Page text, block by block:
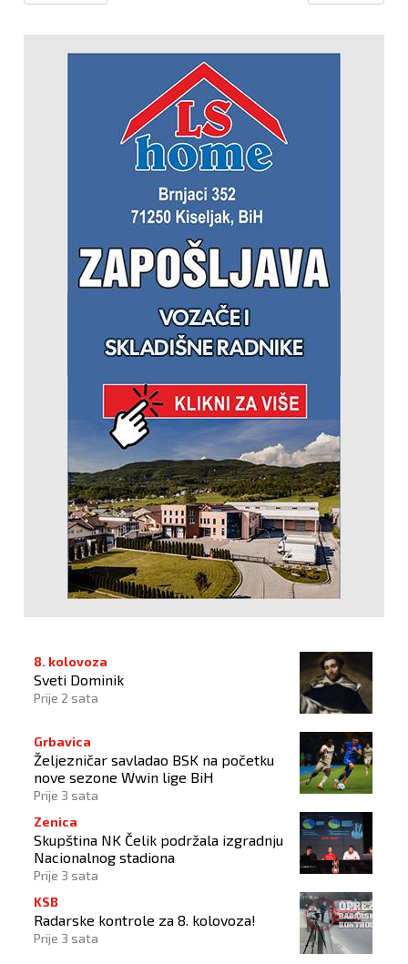
8. kolovoza
Sveti Dominik
Prije 2 sata
Grbavica
Željezničar savladao BSK na početku
nove sezone Wwin lige BiH
Prije 3 sata
Zenica
Skupština NK Čelik podržala izgradnju
Nacionalnog stadiona
Prije 3 sata
KSB
Radarske kontrole za 8. kolovoza!
Prije 3 sata